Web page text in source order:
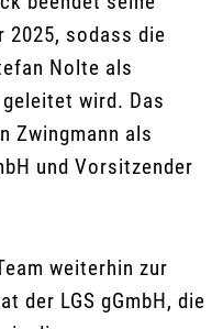
2025, sodass die
Nolte als
wird. Das
Zwingmann als
und Vorsitzender
weiterhin zur
der LGS gGmbH, die